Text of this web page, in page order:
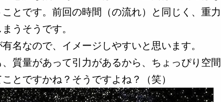
ことです。前回の時間（の流れ）と同じく、重力
うそうです。
名なので、イメージしやすいと思います。
質量があって引力があるから、ちょっぴり空間
とですかね？そうですよね？（笑）